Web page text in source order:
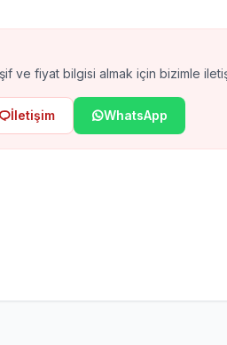
EN54 Kablosuz Yangın
ve fiyat bilgisi almak için bizimle
İletişim WhatsApp